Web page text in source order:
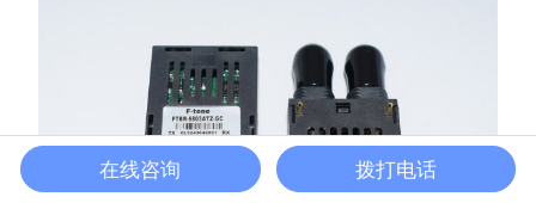
在线咨询 拨打电话